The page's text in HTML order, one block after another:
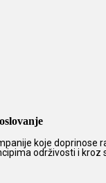
koje doprinose
održivosti i